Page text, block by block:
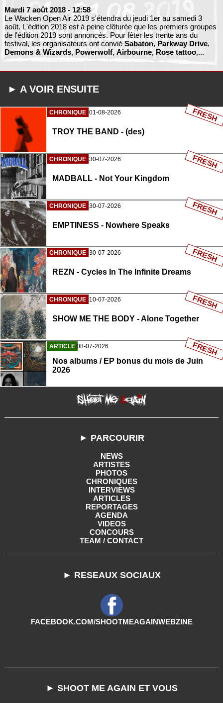
Mardi 7 août 2018 - 12:58
Le Wacken Open Air 2019 s'étendra du jeudi 1er au samedi 3
août. L'édition 2018 est à peine clôturée que les premiers groupes
de l'édition 2019 sont annoncés. Pour fêter les trente ans du
festival, les organisateurs ont convié Sabaton, Parkway Drive,
Demons & Wizards, Powerwolf, Airbourne, Rose tattoo,...
► A VOIR ENSUITE
CHRONIQUE 01-08-2026
TROY THE BAND - (des)
FRESH
CHRONIQUE 30-07-2026
MADBALL - Not Your Kingdom
FRESH
CHRONIQUE 30-07-2026
EMPTINESS - Nowhere Speaks
FRESH
CHRONIQUE 30-07-2026
REZN - Cycles In The Infinite Dreams
FRESH
CHRONIQUE 10-07-2026
SHOW ME THE BODY - Alone Together
FRESH
ARTICLE 08-07-2026
Nos albums / EP bonus du mois de Juin
2026
FRESH
► PARCOURIR
NEWS
ARTISTES
PHOTOS
CHRONIQUES
INTERVIEWS
ARTICLES
REPORTAGES
AGENDA
VIDEOS
CONCOURS
TEAM / CONTACT
► RESEAUX SOCIAUX
FACEBOOK.COM/SHOOTMEAGAINWEBZINE
► SHOOT ME AGAIN ET VOUS